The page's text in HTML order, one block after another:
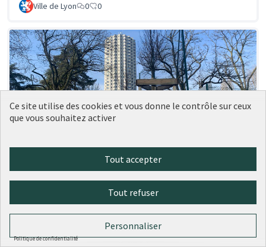
Ville de Lyon 0 0
41 - Des plantes grimpantes sur les
grilles des city stades
Ce site utilise des cookies et vous donne le contrôle sur ceux
que vous souhaitez activer
Tout accepter
Tout refuser
Personnaliser
Politique de confidentialité